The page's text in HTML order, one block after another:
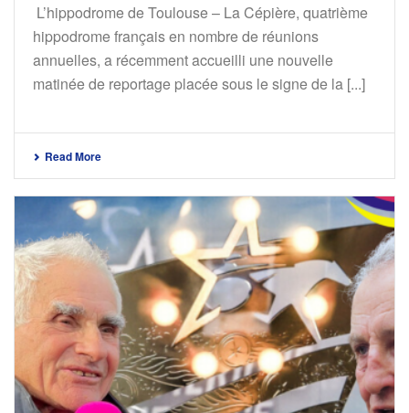
L’hippodrome de Toulouse – La Cépière, quatrième
hippodrome français en nombre de réunions
annuelles, a récemment accueilli une nouvelle
matinée de reportage placée sous le signe de la [...]
Read More